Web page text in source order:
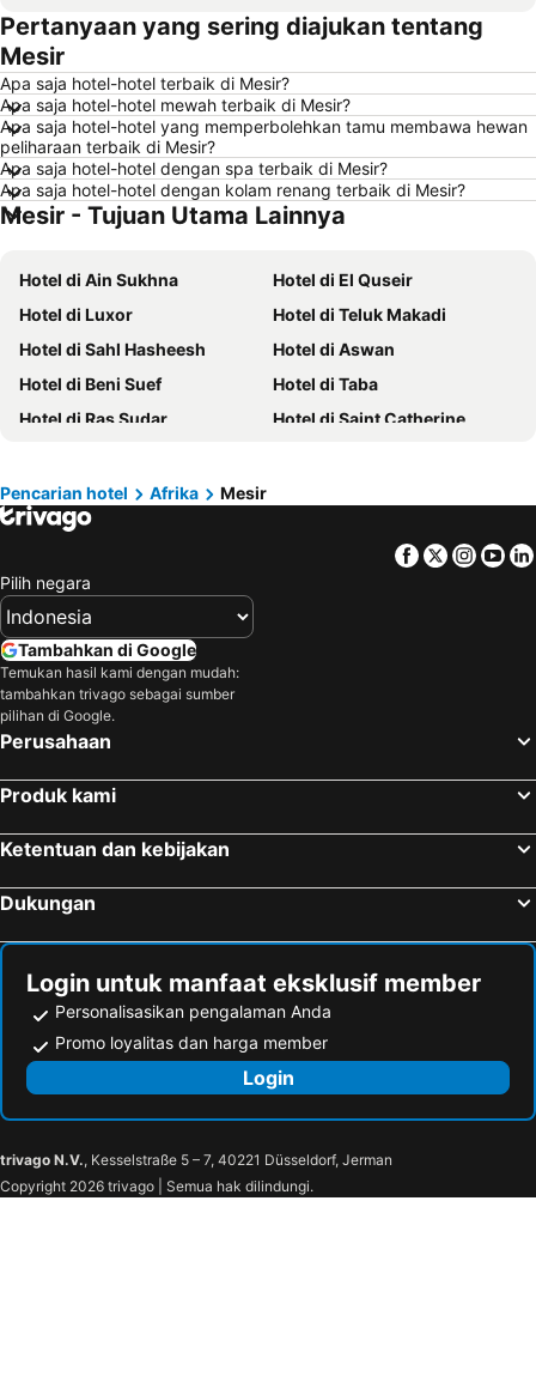
Hotel di Medan
Hotel di Ubud
Hotel di Tokyo
Hotel di Purwokerto
Hotel di Garut
Hotel di Balikpapan
Hotel di Georgetown
Hotel di Pontianak
Hotel di Pulau Penang
Hotel di Indonesia
Hotel di Lampung
Hotel di Al Madinah Region
Hotel di Pulau Lombok
Pertanyaan yang sering diajukan tentang
Mesir
Apa saja hotel-hotel terbaik di Mesir?
Apa saja hotel-hotel mewah terbaik di Mesir?
Apa saja hotel-hotel yang memperbolehkan tamu membawa hewan
peliharaan terbaik di Mesir?
Apa saja hotel-hotel dengan spa terbaik di Mesir?
Apa saja hotel-hotel dengan kolam renang terbaik di Mesir?
Mesir - Tujuan Utama Lainnya
Hotel di Ain Sukhna
Hotel di El Quseir
Hotel di Luxor
Hotel di Teluk Makadi
Hotel di Sahl Hasheesh
Hotel di Aswan
Hotel di Beni Suef
Hotel di Taba
Hotel di Ras Sudar
Hotel di Saint Catherine
Hotel di 6th of October City
Hotel di Suez
Hotel di Port Ghalib
Hotel di Rosetta
Pencarian hotel Afrika Mesir
Facebook
Twitter
Pilih negara
Tambahkan di Google
Temukan hasil kami dengan mudah:
tambahkan trivago sebagai sumber
pilihan di Google.
Perusahaan
Produk kami
Ketentuan dan kebijakan
Dukungan
Login untuk manfaat eksklusif member
Personalisasikan pengalaman Anda
Promo loyalitas dan harga member
Login
trivago N.V., Kesselstraße 5 – 7, 40221 Düsseldorf, Jerman
Copyright 2026 trivago | Semua hak dilindungi.